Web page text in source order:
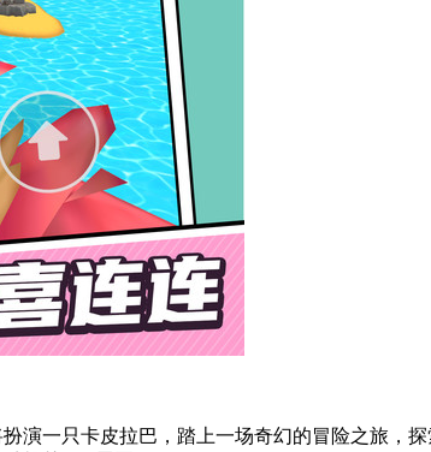
演一只卡皮拉巴，踏上一场奇幻的冒险之旅